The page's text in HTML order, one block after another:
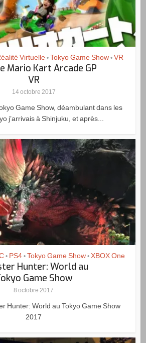
Virtuelle • Tokyo Game Show • VR
Mario Kart Arcade GP
VR
14 octobre 2017
Game Show, déambulant dans les
j’arrivais à Shinjuku, et après...
• PS4 • Tokyo Game Show • XBOX One
Hunter: World au
Game Show
8 octobre 2017
Hunter: World au Tokyo Game Show
2017